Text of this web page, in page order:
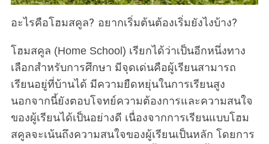
อะไรคือโฮมสคูล? อยากเริ่มต้นต้องเริ่มยังไงบ้าง?
โฮมสคูล (Home School) เรียกได้ว่าเป็นอีกหนึ่งทาง
เลือกสำหรับการศึกษา มีจุดเด่นคือผู้เรียนสามารถ
เรียนอยู่ที่บ้านได้ มีความยืดหยุ่นในการเรียนสูง
นอกจากนี้ยังตอบโจทย์ความต้องการและความสนใจ
ของผู้เรียนได้เป็นอย่างดี เนื่องจากการเรียนแบบโฮม
สคูลจะเน้นถึงความสนใจของผู้เรียนเป็นหลัก โดยการ